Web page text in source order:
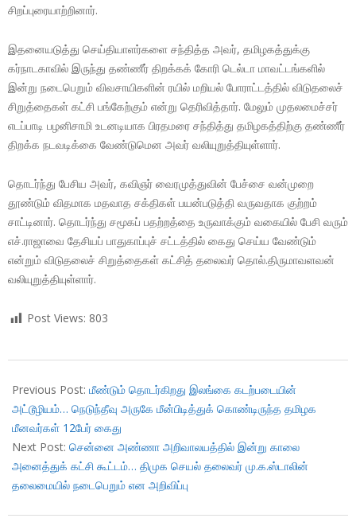
சிறப்புரையாற்றினார்.
இதனையடுத்து செய்தியாளர்களை சந்தித்த அவர், தமிழகத்துக்கு
கர்நாடகாவில் இருந்து தண்ணீர் திறக்கக் கோரி டெல்டா மாவட்டங்களில்
இன்று நடைபெறும் விவசாயிகளின் ரயில் மறியல் போராட்டத்தில் விடுதலைச்
சிறுத்தைகள் கட்சி பங்கேற்கும் என்று தெரிவித்தார். மேலும் முதலமைச்சர்
எடப்பாடி பழனிசாமி உடனடியாக பிரதமரை சந்தித்து தமிழகத்திற்கு தண்ணீர்
திறக்க நடவடிக்கை வேண்டுமென அவர் வலியுறுத்தியுள்ளார்.
தொடர்ந்து பேசிய அவர், கவிஞர் வைரமுத்துவின் பேச்சை வன்முறை
தூண்டும் விதமாக மதவாத சக்திகள் பயன்படுத்தி வருவதாக குற்றம்
சாட்டினார். தொடர்ந்து சமூகப் பதற்றத்தை உருவாக்கும் வகையில் பேசி வரும்
எச்.ராஜாவை தேசியப் பாதுகாப்புச் சட்டத்தில் கைது செய்ய வேண்டும்
என்றும் விடுதலைச் சிறுத்தைகள் கட்சித் தலைவர் தொல்.திருமாவளவன்
வலியுறுத்தியுள்ளார்.
Post Views: 803
01-
28
Previous Post: மீண்டும் தொடர்கிறது இலங்கை கடற்படையின்
அட்டூழியம்… நெடுந்தீவு அருகே மீன்பிடித்துக் கொண்டிருந்த தமிழக
மீனவர்கள் 12பேர் கைது
Next Post: சென்னை அண்ணா அறிவாலயத்தில் இன்று காலை
அனைத்துக் கட்சி கூட்டம்… திமுக செயல் தலைவர் மு.க.ஸ்டாலின்
தலைமையில் நடைபெறும் என அறிவிப்பு